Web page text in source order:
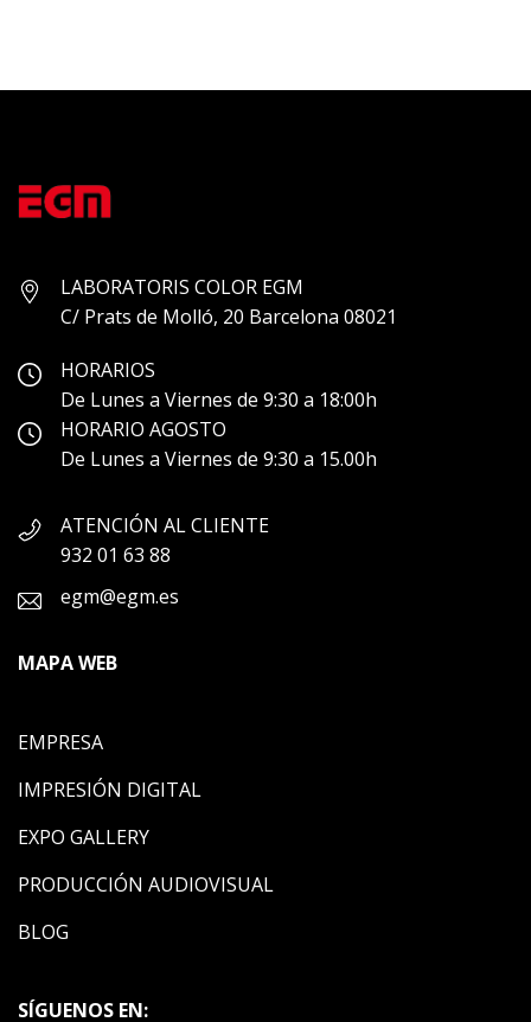
LABORATORIS COLOR EGM
C/ Prats de Molló, 20 Barcelona 08021
HORARIOS
De Lunes a Viernes de 9:30 a 18:00h
HORARIO AGOSTO
De Lunes a Viernes de 9:30 a 15.00h
ATENCIÓN AL CLIENTE
932 01 63 88
egm@egm.es
MAPA WEB
EMPRESA
IMPRESIÓN DIGITAL
EXPO GALLERY
PRODUCCIÓN AUDIOVISUAL
BLOG
SÍGUENOS EN: